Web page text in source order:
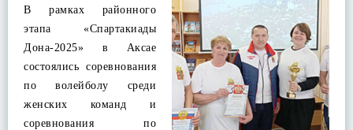
В рамках районного
этапа «Спартакиады
Дона-2025» в Аксае
состоялись соревнования
по волейболу среди
женских команд и
соревнования по